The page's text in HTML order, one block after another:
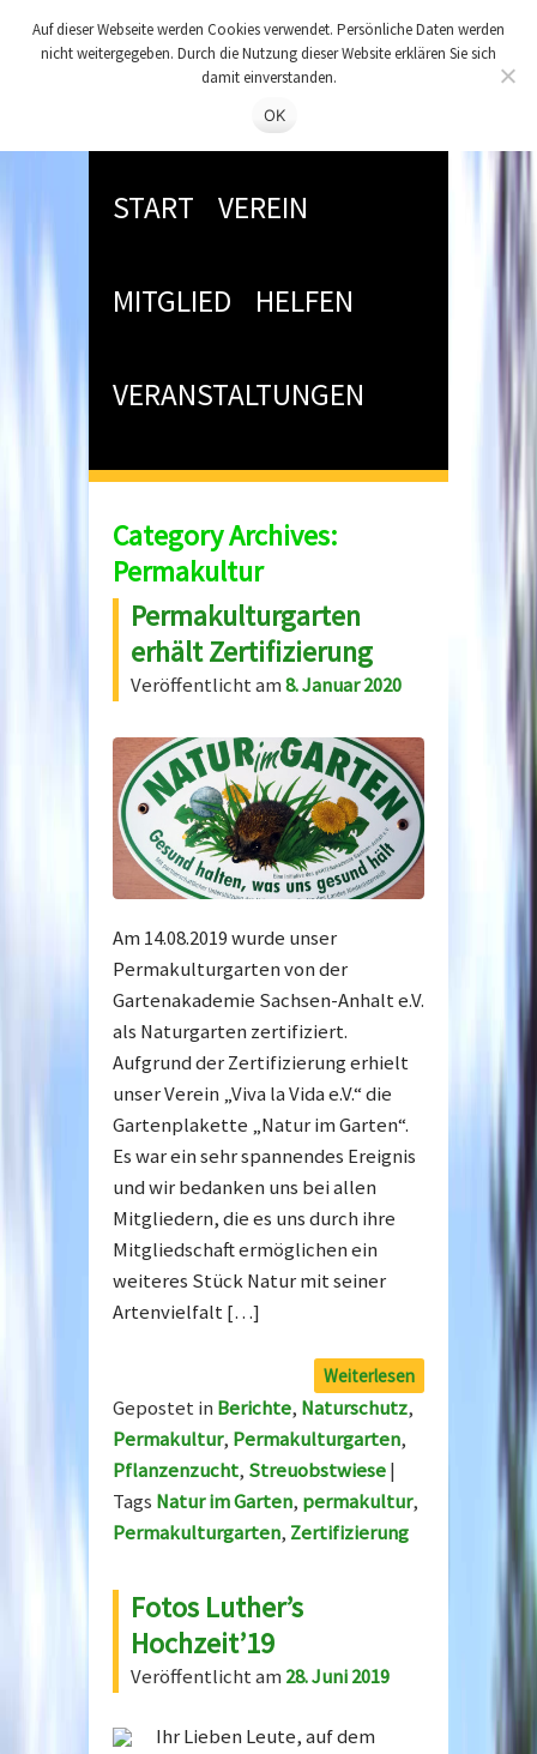
START VEREIN
MITGLIED HELFEN
VERANSTALTUNGEN
Category Archives:
Permakultur
Permakulturgarten
erhält Zertifizierung
Veröffentlicht am8. Januar 2020
Am 14.08.2019 wurde unser
Permakulturgarten von der
Gartenakademie Sachsen-Anhalt e.V.
als Naturgarten zertifiziert.
Aufgrund der Zertifizierung erhielt
unser Verein „Viva la Vida e.V.“ die
Gartenplakette „Natur im Garten“.
Es war ein sehr spannendes Ereignis
und wir bedanken uns bei allen
Mitgliedern, die es uns durch ihre
Mitgliedschaft ermöglichen ein
weiteres Stück Natur mit seiner
Artenvielfalt […]
Weiterlesen
Gepostet in Berichte, Naturschutz,
Permakultur, Permakulturgarten,
Pflanzenzucht, Streuobstwiese|
Tags Natur im Garten, permakultur,
Permakulturgarten, Zertifizierung
Fotos Luther’s
Hochzeit’19
Veröffentlicht am 28. Juni 2019
Ihr Lieben Leute, auf dem
Auf dieser Webseite werden Cookies verwendet. Persönliche Daten werden
nicht weitergegeben. Durch die Nutzung dieser Website erklären Sie sich
damit einverstanden.
OK